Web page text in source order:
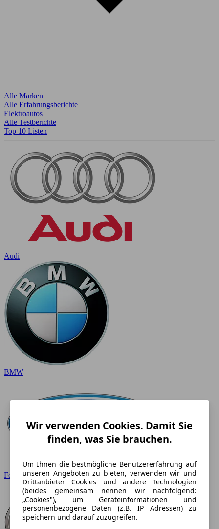
Alle Marken
Alle Erfahrungsberichte
Elektroautos
Alle Testberichte
Top 10 Listen
Audi
BMW
Ford
Wir verwenden Cookies. Damit Sie
finden, was Sie brauchen.
Um Ihnen die bestmögliche Benutzererfahrung auf
unseren Angeboten zu bieten, verwenden wir und
Drittanbieter Cookies und andere Technologien
(beides gemeinsam nennen wir nachfolgend:
„Cookies"), um Geräteinformationen und
personenbezogene Daten (z.B. IP Adressen) zu
speichern und darauf zuzugreifen.